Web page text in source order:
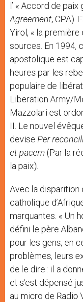
l’ « Accord de paix
Agreement, CPA).
Yirol, « la première
sources. En 1994,
apostolique est
heures par les
populaire de
Liberation Army/
Mazzolari est
II. Le nouvel
devise Per
et pacem (Par la
la paix).
Avec la disparition
catholique
marquantes. « Un
défini le père
pour les gens, en
problèmes, leurs
de le dire : il a
et s’est dépensé
au micro de Radio